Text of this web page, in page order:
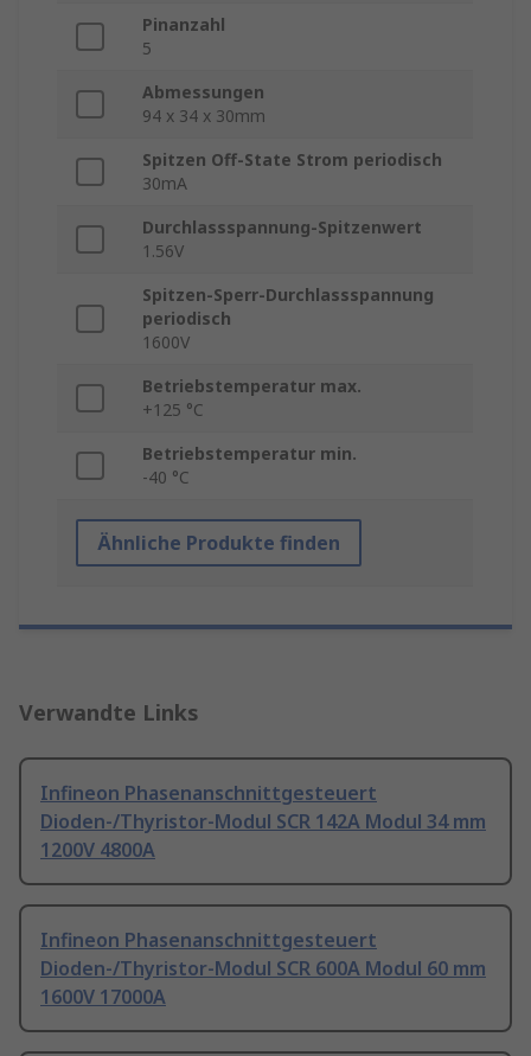
Pinanzahl
5
Abmessungen
94 x 34 x 30mm
Spitzen Off-State Strom periodisch
30mA
Durchlassspannung-Spitzenwert
1.56V
Spitzen-Sperr-Durchlassspannung
periodisch
1600V
Betriebstemperatur max.
+125 °C
Betriebstemperatur min.
-40 °C
Ähnliche Produkte finden
Verwandte Links
Infineon Phasenanschnittgesteuert
Dioden-/Thyristor-Modul SCR 142A Modul 34 mm
1200V 4800A
Infineon Phasenanschnittgesteuert
Dioden-/Thyristor-Modul SCR 600A Modul 60 mm
1600V 17000A